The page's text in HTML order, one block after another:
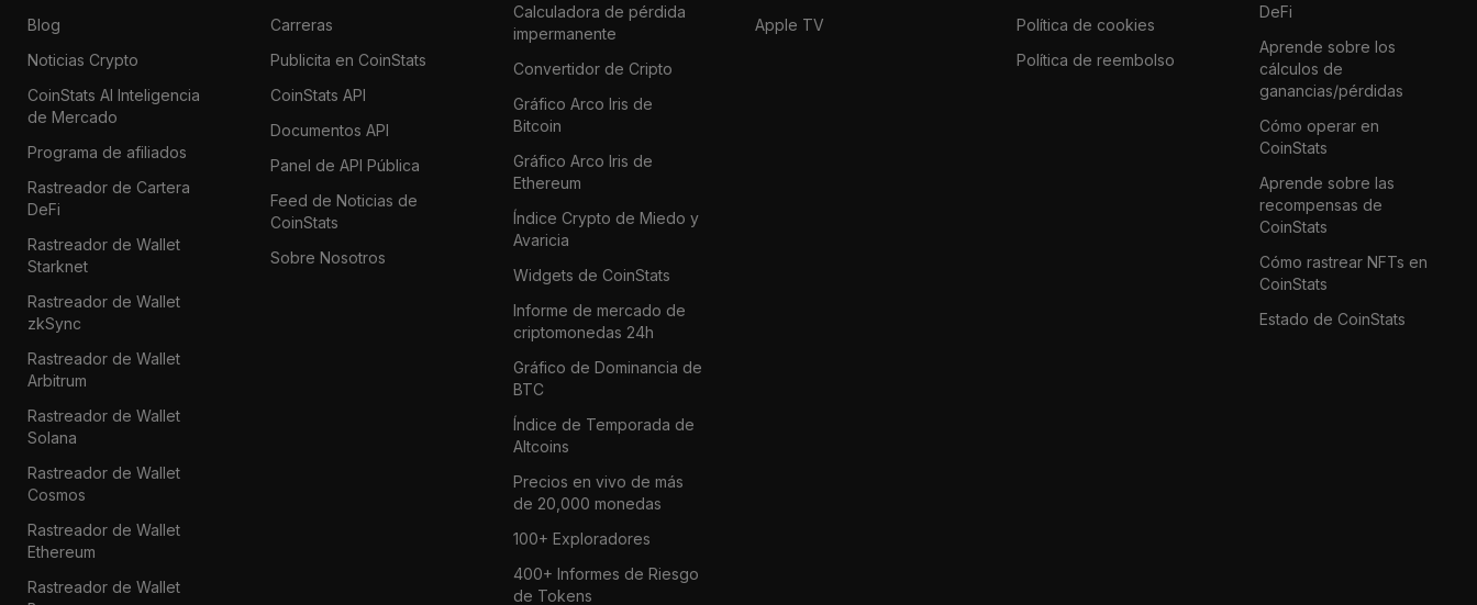
Blog
Noticias Crypto
CoinStats AI Inteligencia
de Mercado
Programa de afiliados
Rastreador de Cartera
DeFi
Rastreador de Wallet
Starknet
Rastreador de Wallet
zkSync
Rastreador de Wallet
Arbitrum
Rastreador de Wallet
Solana
Rastreador de Wallet
Cosmos
Rastreador de Wallet
Ethereum
Rastreador de Wallet
Carreras
Publicita en CoinStats
CoinStats API
Documentos API
Panel de API Pública
Feed de Noticias de
CoinStats
Sobre Nosotros
Calculadora de pérdida
impermanente
Convertidor de Cripto
Gráfico Arco Iris de
Bitcoin
Gráfico Arco Iris de
Ethereum
Índice Crypto de Miedo y
Avaricia
Widgets de CoinStats
Informe de mercado de
criptomonedas 24h
Gráfico de Dominancia de
BTC
Índice de Temporada de
Altcoins
Precios en vivo de más
de 20,000 monedas
100+ Exploradores
400+ Informes de Riesgo
de Tokens
Apple TV
Política de cookies
Política de reembolso
DeFi
Aprende sobre los
cálculos de
ganancias/pérdidas
Cómo operar en
CoinStats
Aprende sobre las
recompensas de
CoinStats
Cómo rastrear NFTs en
CoinStats
Estado de CoinStats